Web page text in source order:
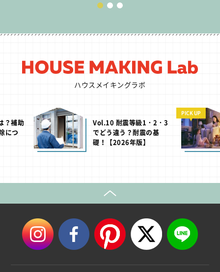
ハウスメイキングラボ
耐震等級1・2・3
う？耐震の基
2026年版】
PICK UP
Vol.74 蓄電池の補助金
は？葛飾区・江戸川区・
足立区と国や東京都の助
成制度【2026年版】